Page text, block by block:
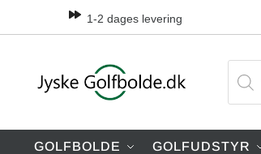
1-2 dages levering
GOLFBOLDE GOLFUDSTYR